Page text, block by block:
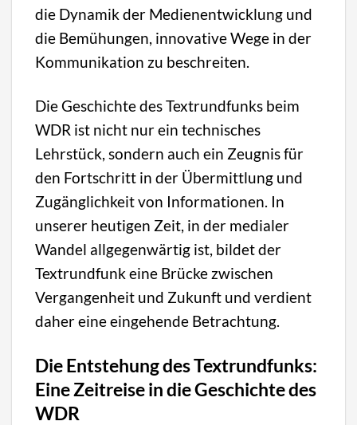
die Dynamik der Medienentwicklung und
die Bemühungen, innovative Wege in der
Kommunikation zu beschreiten.
Die Geschichte des Textrundfunks beim
WDR ist nicht nur ein technisches
Lehrstück, sondern auch ein Zeugnis für
den Fortschritt in der Übermittlung und
Zugänglichkeit von Informationen. In
unserer heutigen Zeit, in der medialer
Wandel allgegenwärtig ist, bildet der
Textrundfunk eine Brücke zwischen
Vergangenheit und Zukunft und verdient
daher eine eingehende Betrachtung.
Die Entstehung des Textrundfunks:
Eine Zeitreise in die Geschichte des
WDR